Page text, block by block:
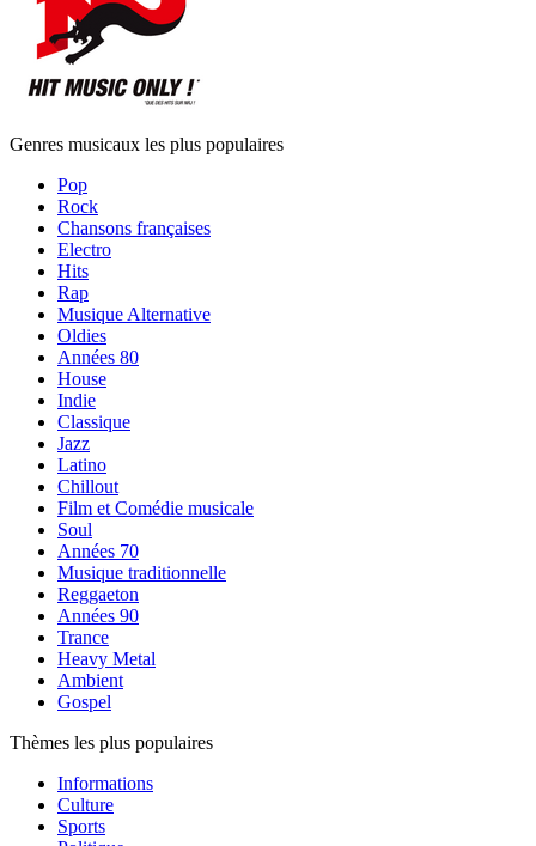
Genres musicaux les plus populaires
Pop
Rock
Chansons françaises
Electro
Hits
Rap
Musique Alternative
Oldies
Années 80
House
Indie
Classique
Jazz
Latino
Chillout
Film et Comédie musicale
Soul
Années 70
Musique traditionnelle
Reggaeton
Années 90
Trance
Heavy Metal
Ambient
Gospel
Thèmes les plus populaires
Informations
Culture
Sports